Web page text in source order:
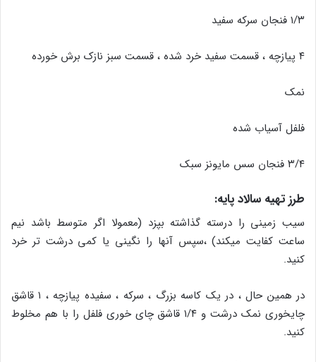
۱/۳ فنجان سرکه سفید
۴ پیازچه ، قسمت سفید خرد شده ، قسمت سبز نازک برش خورده
نمک
فلفل آسیاب شده
۳/۴ فنجان سس مایونز سبک
طرز تهیه سالاد پایه:
سیب زمینی را درسته گذاشته بپزد (معمولا اگر متوسط باشد نیم
ساعت کفایت میکند) ،سپس آنها را نگینی یا کمی درشت تر خرد
کنید.
در همین حال ، در یک کاسه بزرگ ، سرکه ، سفیده پیازچه ، ۱ قاشق
چایخوری نمک درشت و ۱/۴ قاشق چای خوری فلفل را با هم مخلوط
کنید.